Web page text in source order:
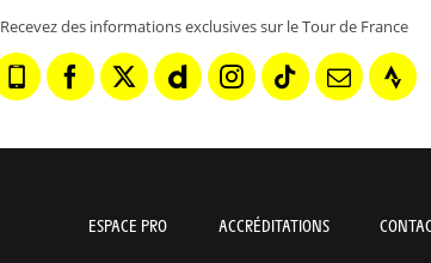
Recevez des informations exclusives sur le Tour de France
ESPACE PRO ACCRÉDITATIONS